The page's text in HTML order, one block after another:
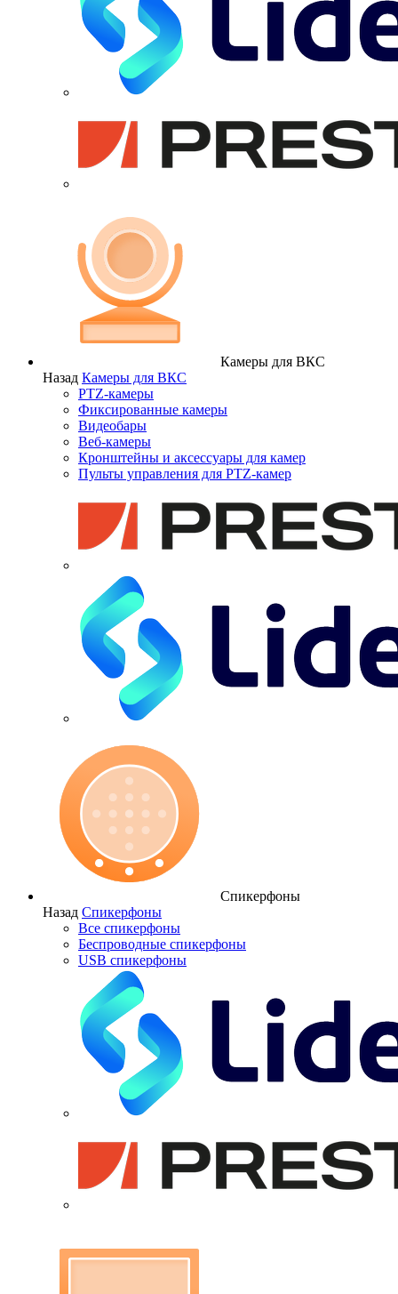
Камеры для ВКС
Назад Камеры для ВКС
PTZ-камеры
Фиксированные камеры
Видеобары
Веб-камеры
Кронштейны и аксессуары для камер
Пульты управления для PTZ-камер
Спикерфоны
Назад Спикерфоны
Все спикерфоны
Беспроводные спикерфоны
USB спикерфоны